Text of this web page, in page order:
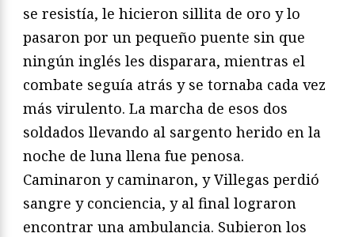
se resistía, le hicieron sillita de oro y lo
pasaron por un pequeño puente sin que
ningún inglés les disparara, mientras el
combate seguía atrás y se tornaba cada vez
más virulento. La marcha de esos dos
soldados llevando al sargento herido en la
noche de luna llena fue penosa.
Caminaron y caminaron, y Villegas perdió
sangre y conciencia, y al final lograron
encontrar una ambulancia. Subieron los